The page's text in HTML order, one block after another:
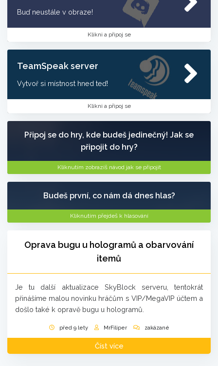
Buď neustále v obraze!
Klikni a připoj se
TeamSpeak server
Vytvoř si místnost hned teď!
Klikni a připoj se
Připoj se do hry, kde budeš jedinečný! Jak se
připojit do hry?
Kliknutím zobrazíš návod jak se připojit
Budeš první, co nám dá dnes hlas?
Kliknutím přejdeš k hlasování
Oprava bugu u hologramů a obarvování
itemů
Je tu další aktualizace SkyBlock serveru, tentokrát
přinášíme malou novinku hráčům s VIP/MegaVIP účtem a
došlo také k opravě bugu u hologramů.
před 9 lety MrFiliper zakázané
Číst více